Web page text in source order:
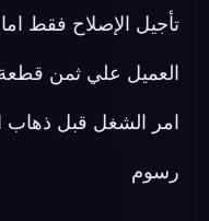
تأجيل الإصلاح فقط
العميل علي ثمن
امر الشغل قبل ذهاب
رسوم